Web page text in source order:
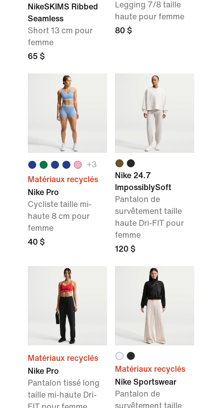
NikeSKIMS Ribbed
Seamless
Short 13 cm pour
femme
65 $
Legging 7/8 taille
haute pour femme
80 $
+3
Matériaux recyclés
Nike Pro
Cycliste taille mi-
haute 8 cm pour
femme
40 $
Nike 24.7
ImpossiblySoft
Pantalon de
survêtement taille
haute Dri-FIT pour
femme
120 $
Matériaux recyclés
Nike Pro
Pantalon tissé long
taille mi-haute Dri-
Matériaux recyclés
Nike Sportswear
Pantalon de
survêtement taille